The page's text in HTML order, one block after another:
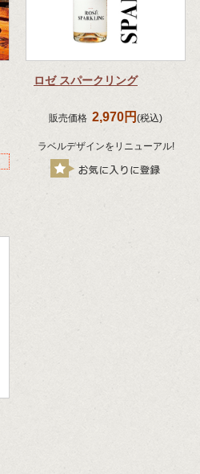
ロゼ スパークリング
販売価格 2,970円 (税込)
ラベルデザインをリニューアル!